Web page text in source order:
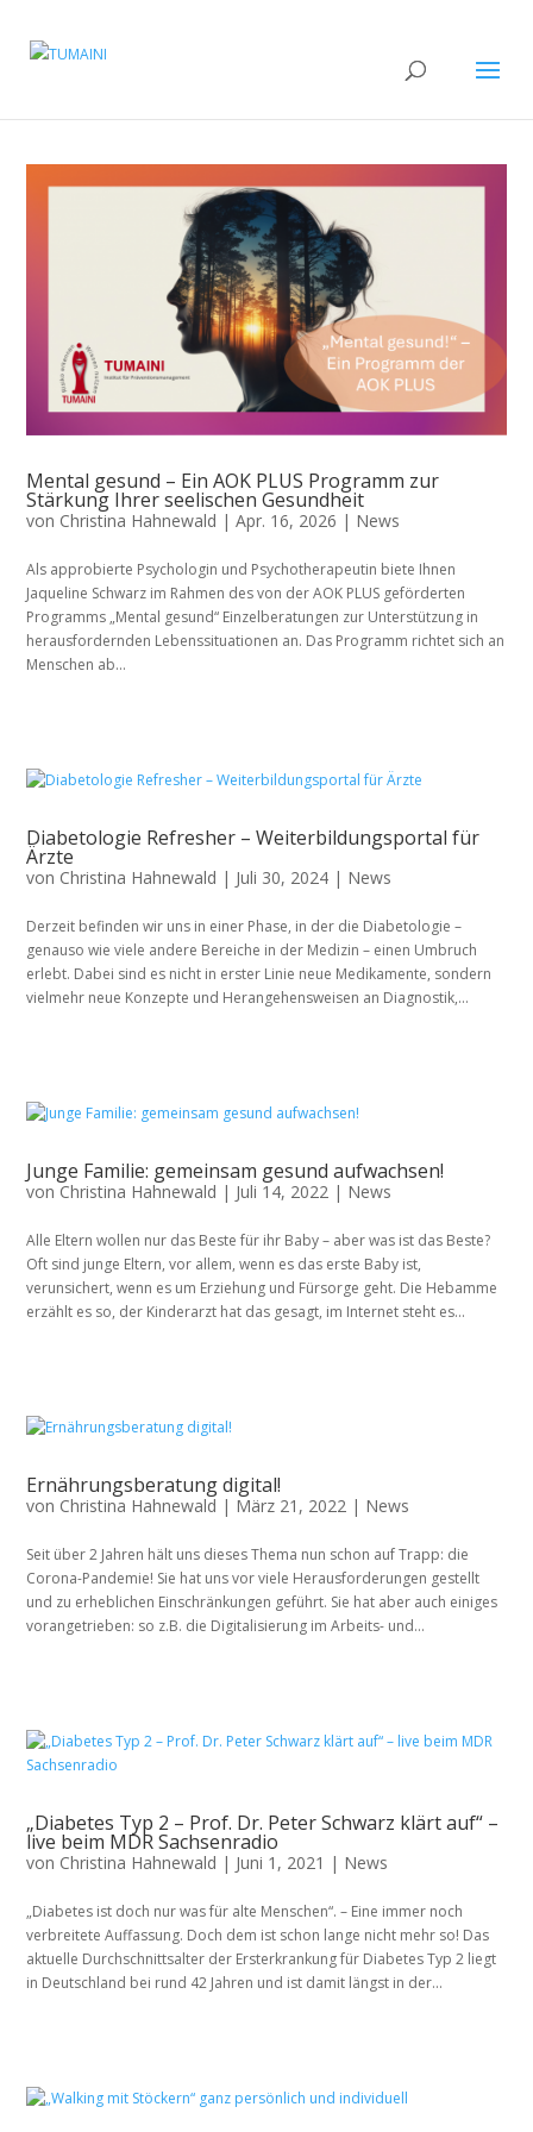
Mental gesund – Ein AOK PLUS Programm zur
Stärkung Ihrer seelischen Gesundheit
von Christina Hahnewald |Apr. 16, 2026 | News
Als approbierte Psychologin und Psychotherapeutin biete Ihnen
Jaqueline Schwarz im Rahmen des von der AOK PLUS geförderten
Programms „Mental gesund“ Einzelberatungen zur Unterstützung in
herausfordernden Lebenssituationen an. Das Programm richtet sich an
Menschen ab...
Diabetologie Refresher – Weiterbildungsportal für
Ärzte
von Christina Hahnewald | Juli 30, 2024 | News
Derzeit befinden wir uns in einer Phase, in der die Diabetologie –
genauso wie viele andere Bereiche in der Medizin – einen Umbruch
erlebt. Dabei sind es nicht in erster Linie neue Medikamente, sondern
vielmehr neue Konzepte und Herangehensweisen an Diagnostik,...
Junge Familie: gemeinsam gesund aufwachsen!
von Christina Hahnewald | Juli 14, 2022 | News
Alle Eltern wollen nur das Beste für ihr Baby – aber was ist das Beste?
Oft sind junge Eltern, vor allem, wenn es das erste Baby ist,
verunsichert, wenn es um Erziehung und Fürsorge geht. Die Hebamme
erzählt es so, der Kinderarzt hat das gesagt, im Internet steht es...
Ernährungsberatung digital!
von Christina Hahnewald | März 21, 2022 | News
Seit über 2 Jahren hält uns dieses Thema nun schon auf Trapp: die
Corona-Pandemie! Sie hat uns vor viele Herausforderungen gestellt
und zu erheblichen Einschränkungen geführt. Sie hat aber auch einiges
vorangetrieben: so z.B. die Digitalisierung im Arbeits- und...
„Diabetes Typ 2 – Prof. Dr. Peter Schwarz klärt auf“ –
live beim MDR Sachsenradio
von Christina Hahnewald | Juni 1, 2021 | News
„Diabetes ist doch nur was für alte Menschen“. – Eine immer noch
verbreitete Auffassung. Doch dem ist schon lange nicht mehr so! Das
aktuelle Durchschnittsalter der Ersterkrankung für Diabetes Typ 2 liegt
in Deutschland bei rund 42 Jahren und ist damit längst in der...